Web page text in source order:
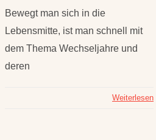
Bewegt man sich in die
Lebensmitte, ist man schnell mit
dem Thema Wechseljahre und
deren
Weiterlesen